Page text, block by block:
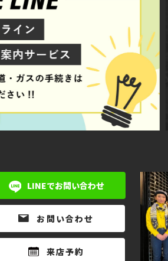
LINEでお問い合わせ
お問い合わせ
来店予約